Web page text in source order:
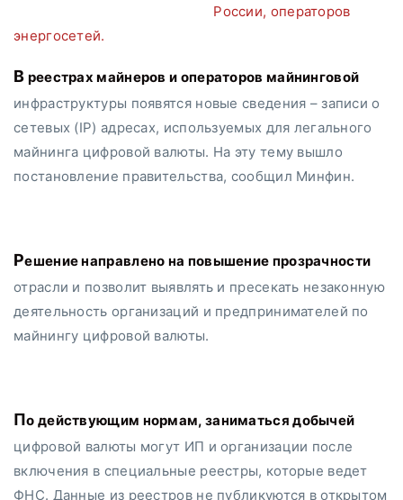
России, операторов
энергосетей.
В реестрах майнеров и операторов майнинговой
инфраструктуры появятся новые сведения – записи о
сетевых (IP) адресах, используемых для легального
майнинга цифровой валюты. На эту тему вышло
постановление правительства, сообщил Минфин.
Решение направлено на повышение прозрачности
отрасли и позволит выявлять и пресекать незаконную
деятельность организаций и предпринимателей по
майнингу цифровой валюты.
По действующим нормам, заниматься добычей
цифровой валюты могут ИП и организации после
включения в специальные реестры, которые ведет
ФНС. Данные из реестров не публикуются в открытом